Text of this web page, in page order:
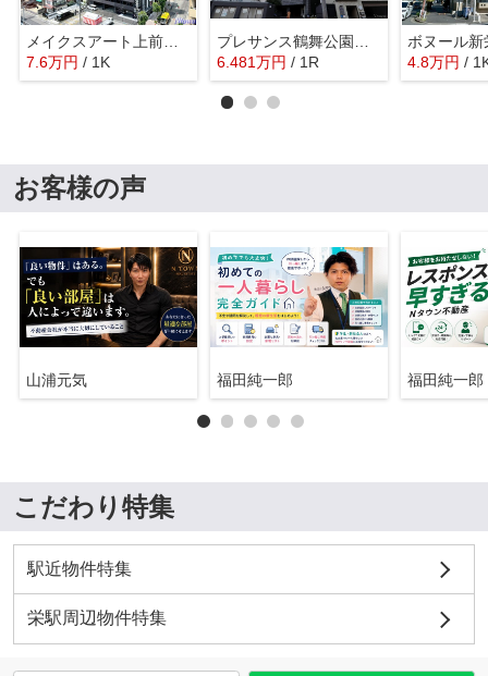
メイクスアート上前津Ⅵ
7.6万円 / 1K
プレサンス鶴舞公園セラヴィ
6.481万円 / 1R
ボヌール新
4.8万円 /
お客様の声
山浦元気 福田純一郎 福田純一郎
こだわり特集
駅近物件特集
栄駅周辺物件特集